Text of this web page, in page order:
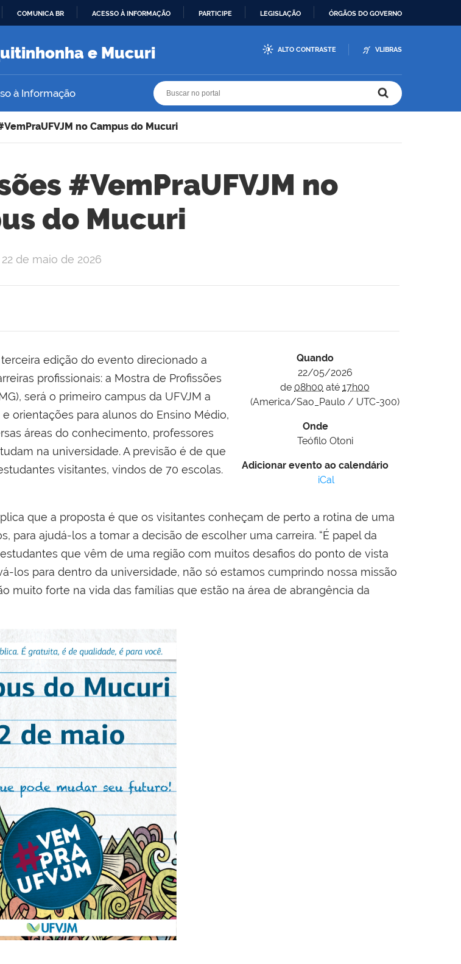
O
COMUNICA BR ACESSO À INFORMAÇÃO PARTICIPE LEGISLAÇÃO ÓRGÃOS DO GOVERNO
e Mucuri ALTO CONTRASTE VLIBRAS
à Informação
no Campus do Mucuri
#VemPraUFVJM no
do Mucuri
22 de maio de 2026
Quando
22/05/2026
de 08h00 até 17h00
(America/Sao_Paulo / UTC-300)
Onde
Teófilo Otoni
Adicionar evento ao calendário
iCal
edição do evento direcionado a
profissionais: a Mostra de Profissões
será o primeiro campus da UFVJM a
orientações para alunos do Ensino Médio,
áreas do conhecimento, professores
na universidade. A previsão é de que
visitantes, vindos de 70 escolas.
que a proposta é que os visitantes conheçam de perto a rotina de uma
ajudá-los a tomar a decisão de escolher uma carreira. “É papel da
que vêm de uma região com muitos desafios do ponto de vista
los para dentro da universidade, não só estamos cumprindo nossa missão
muito forte na vida das famílias que estão na área de abrangência da